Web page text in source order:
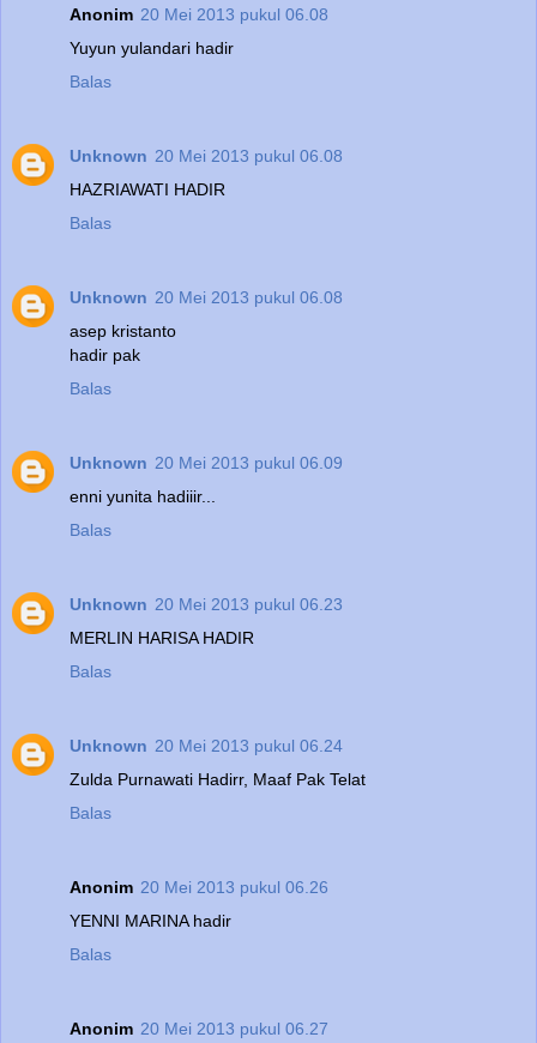
Anonim 20 Mei 2013 pukul 06.08
Yuyun yulandari hadir
Balas
Unknown 20 Mei 2013 pukul 06.08
HAZRIAWATI HADIR
Balas
Unknown 20 Mei 2013 pukul 06.08
asep kristanto
hadir pak
Balas
Unknown 20 Mei 2013 pukul 06.09
enni yunita hadiiir...
Balas
Unknown 20 Mei 2013 pukul 06.23
MERLIN HARISA HADIR
Balas
Unknown 20 Mei 2013 pukul 06.24
Zulda Purnawati Hadirr, Maaf Pak Telat
Balas
Anonim 20 Mei 2013 pukul 06.26
YENNI MARINA hadir
Balas
Anonim 20 Mei 2013 pukul 06.27